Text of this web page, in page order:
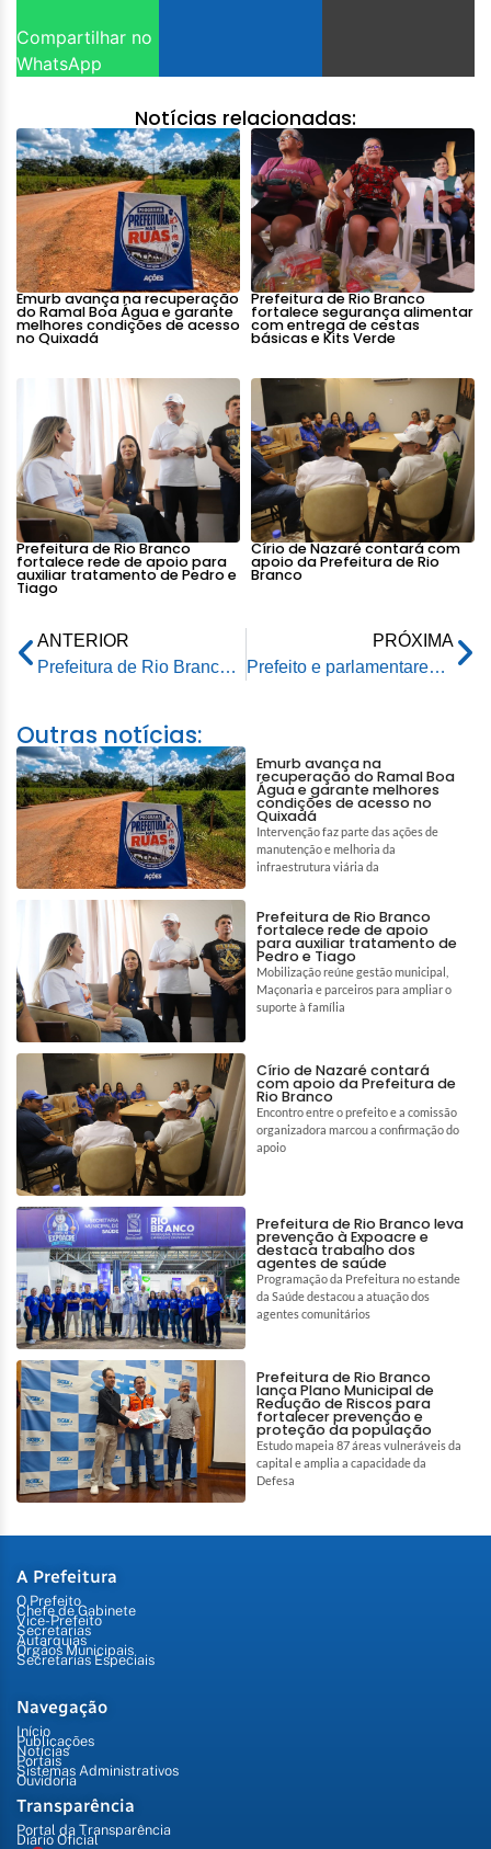
Compartilhar no
WhatsApp
Notícias relacionadas:
Emurb avança na recuperação
do Ramal Boa Água e garante
melhores condições de acesso
no Quixadá
Prefeitura de Rio Branco
fortalece segurança alimentar
com entrega de cestas
básicas e Kits Verde
Prefeitura de Rio Branco
fortalece rede de apoio para
auxiliar tratamento de Pedro e
Tiago
Círio de Nazaré contará com
apoio da Prefeitura de Rio
Branco
ANTERIOR
Prefeitura de Rio Branco e Governo do Acre firmam parceria para recuperação de ramais na zona rural
PRÓXIMA
Prefeito e parlamentares participam de evento da FIEAC em agradecimento à redução do IPTU
Outras notícias:
Emurb avança na
recuperação do Ramal Boa
Água e garante melhores
condições de acesso no
Quixadá
Intervenção faz parte das ações de
manutenção e melhoria da
infraestrutura viária da
Prefeitura de Rio Branco
fortalece rede de apoio
para auxiliar tratamento de
Pedro e Tiago
Mobilização reúne gestão municipal,
Maçonaria e parceiros para ampliar o
suporte à família
Círio de Nazaré contará
com apoio da Prefeitura de
Rio Branco
Encontro entre o prefeito e a comissão
organizadora marcou a confirmação do
apoio
Prefeitura de Rio Branco leva
prevenção à Expoacre e
destaca trabalho dos
agentes de saúde
Programação da Prefeitura no estande
da Saúde destacou a atuação dos
agentes comunitários
Prefeitura de Rio Branco
lança Plano Municipal de
Redução de Riscos para
fortalecer prevenção e
proteção da população
Estudo mapeia 87 áreas vulneráveis da
capital e amplia a capacidade da
Defesa
A Prefeitura
O Prefeito
Chefe de Gabinete
Vice-Prefeito
Secretarias
Autarquias
Órgãos Municipais
Secretarias Especiais
Navegação
Início
Publicações
Notícias
Portais
Sistemas Administrativos
Ouvidoria
Transparência
Portal da Transparência
Diário Oficial